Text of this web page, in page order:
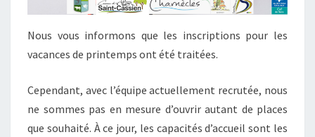
Nous vous informons que les inscriptions pour les
vacances de printemps ont été traitées.
Cependant, avec l’équipe actuellement recrutée, nous
ne sommes pas en mesure d’ouvrir autant de places
que souhaité. À ce jour, les capacités d’accueil sont les